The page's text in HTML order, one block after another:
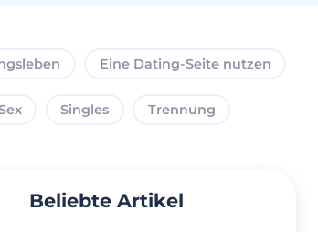
Eine Dating-Seite nutzen
Singles Trennung
Beliebte Artikel